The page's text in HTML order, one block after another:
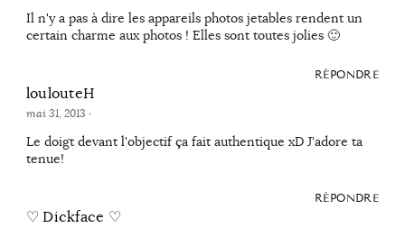
Il n'y a pas à dire les appareils photos jetables rendent un
certain charme aux photos ! Elles sont toutes jolies 🙂
RÉPONDRE
loulouteH
mai 31, 2013 ·
Le doigt devant l'objectif ça fait authentique xD J'adore ta
tenue!
RÉPONDRE
♡ Dickface ♡